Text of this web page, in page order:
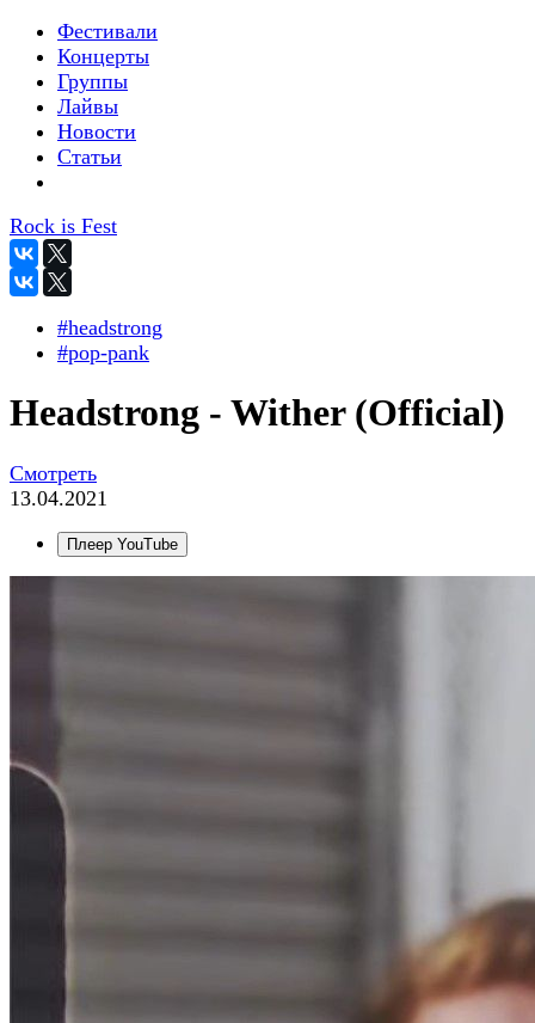
Фестивали
Концерты
Группы
Лайвы
Новости
Статьи
Rock is Fest
#headstrong
#pop-pank
Headstrong - Wither (Official)
Смотреть
13.04.2021
Плеер YouTube